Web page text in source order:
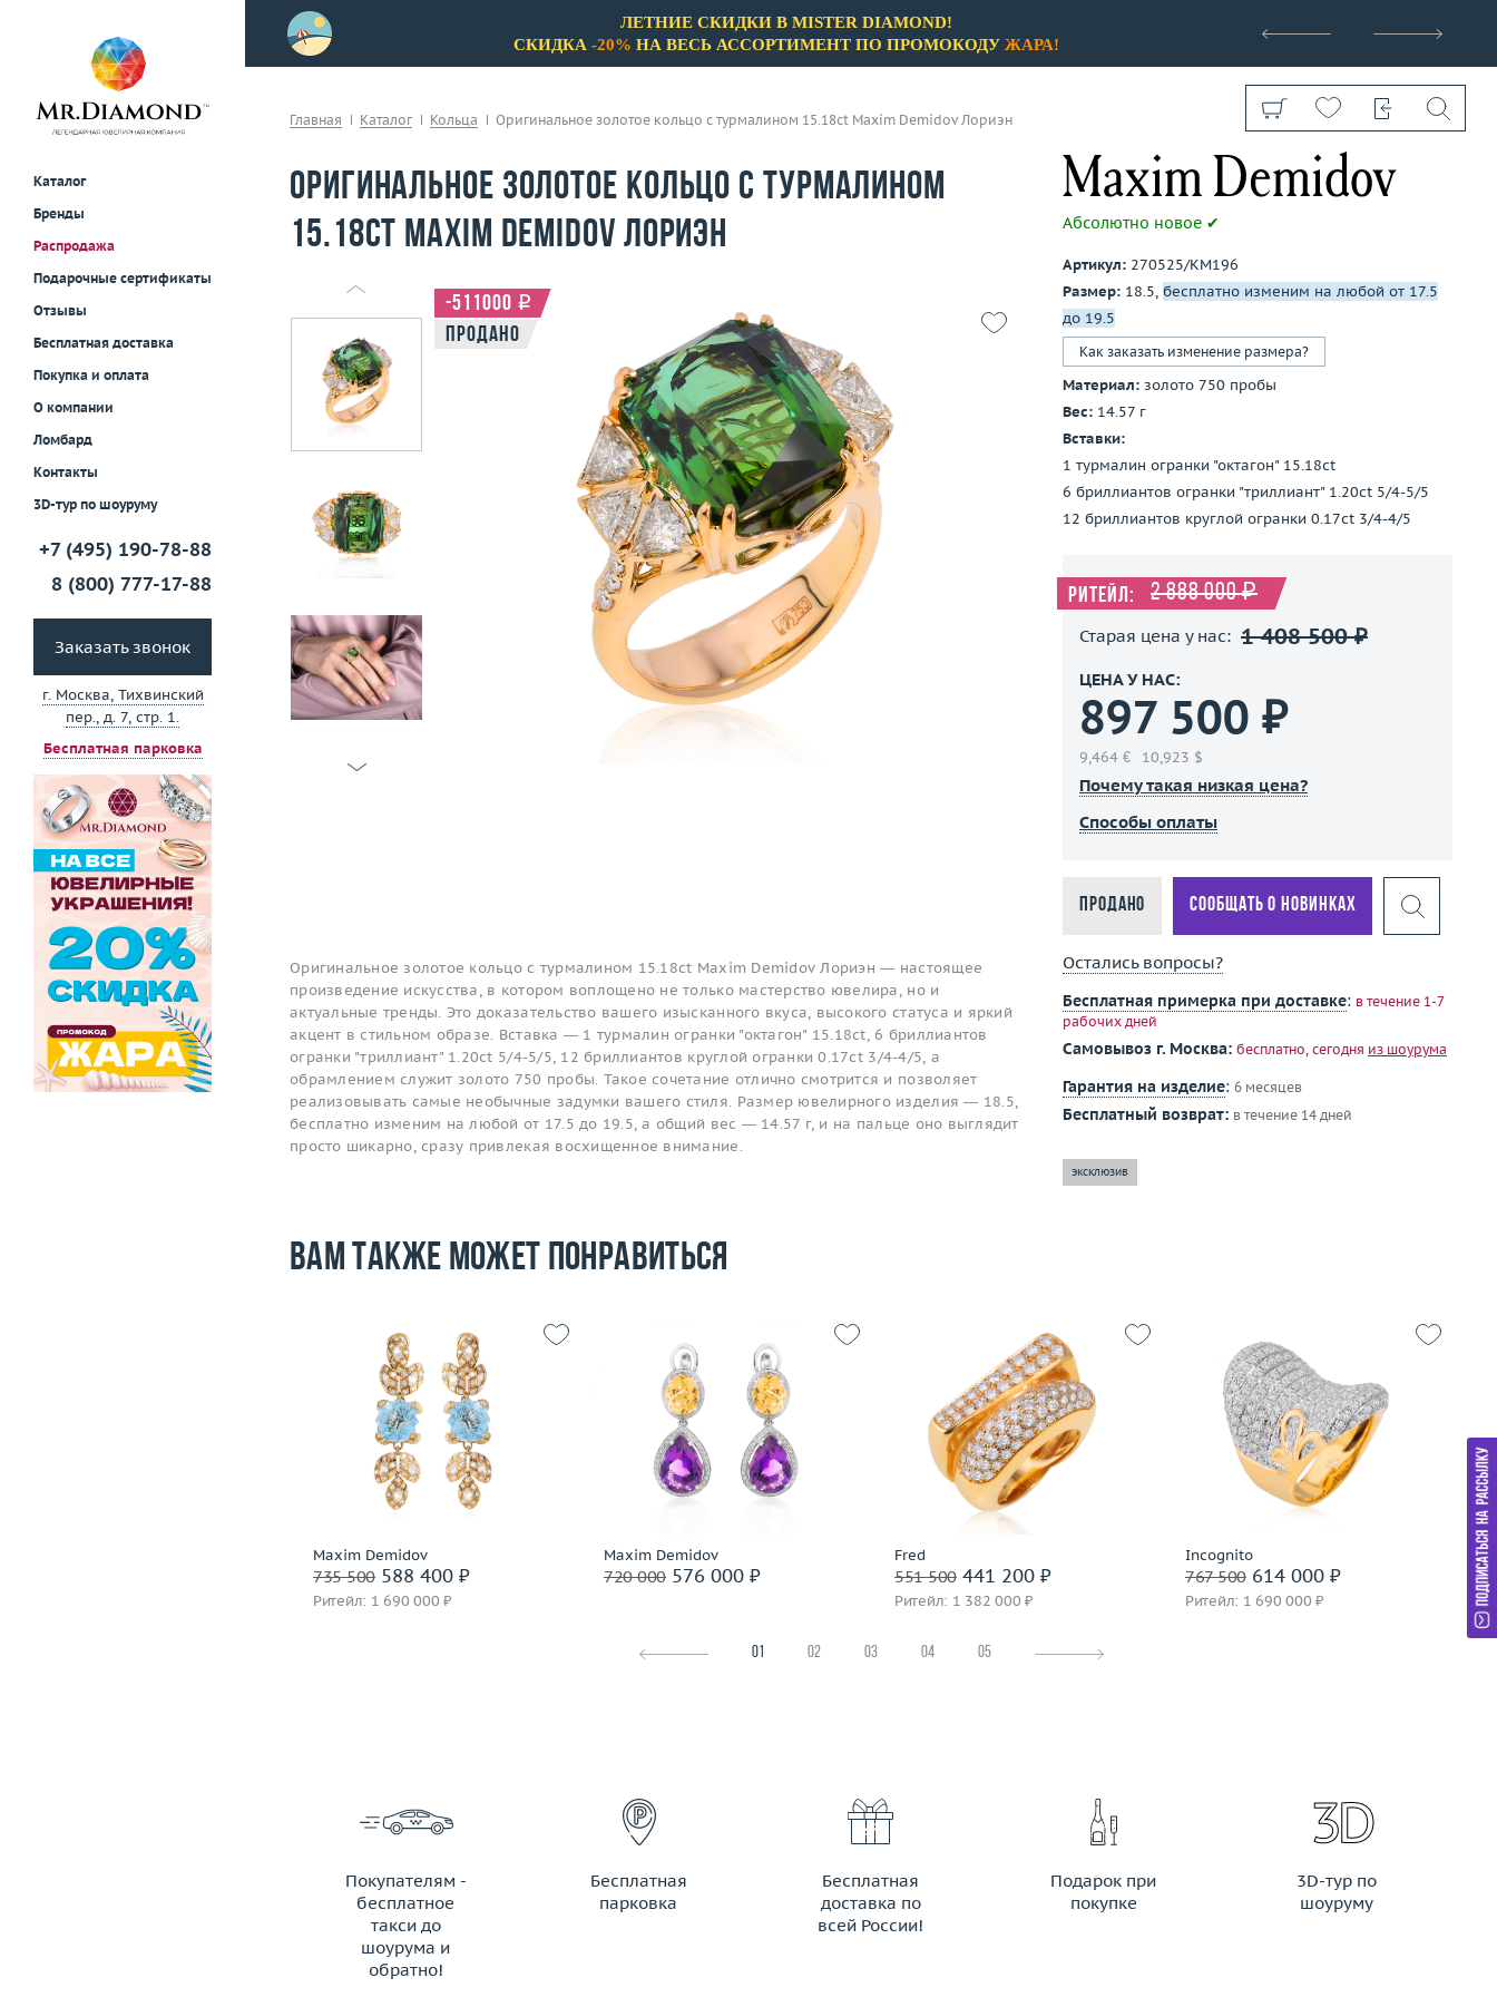
Каталог
Бренды
Распродажа
Подарочные сертификаты
Отзывы
Бесплатная доставка
Покупка и оплата
О компании
Ломбард
Контакты
3D-тур по шоуруму
+7 (495) 190-78-88
8 (800) 777-17-88
Заказать звонок
г. Москва, Тихвинский
пер., д. 7, стр. 1.
Бесплатная парковка
примерки!
ЛЕТНИЕ СКИДКИ В MISTER DIAMOND!
СКИДКА -20% НА ВЕСЬ АССОРТИМЕНТ ПО ПРОМОКОДУ ЖАРА!
Показать все
Главная Каталог Кольца Оригинальное золотое кольцо с турмалином 15.18ct Maxim Demidov Лориэн
Оригинальное золотое кольцо с турмалином
15.18ct Maxim Demidov Лориэн
-511000 i
Продано
Оригинальное золотое кольцо с турмалином 15.18ct Maxim Demidov Лориэн — настоящее
произведение искусства, в котором воплощено не только мастерство ювелира, но и
актуальные тренды. Это доказательство вашего изысканного вкуса, высокого статуса и яркий
акцент в стильном образе. Вставка — 1 турмалин огранки "октагон" 15.18ct, 6 бриллиантов
огранки "триллиант" 1.20ct 5/4-5/5, 12 бриллиантов круглой огранки 0.17ct 3/4-4/5, а
обрамлением служит золото 750 пробы. Такое сочетание отлично смотрится и позволяет
реализовывать самые необычные задумки вашего стиля. Размер ювелирного изделия — 18.5,
бесплатно изменим на любой от 17.5 до 19.5, а общий вес — 14.57 г, и на пальце оно выглядит
просто шикарно, сразу привлекая восхищенное внимание.
Абсолютно новое ✔
Артикул: 270525/КМ196
Размер: 18.5, бесплатно изменим на любой от 17.5
до 19.5
Как заказать изменение размера?
Материал: золото 750 пробы
Вес: 14.57 г
Вставки:
1 турмалин огранки "октагон" 15.18ct
6 бриллиантов огранки "триллиант" 1.20ct 5/4-5/5
12 бриллиантов круглой огранки 0.17ct 3/4-4/5
Ритейл: 2 888 000 ₽
Старая цена у нас: 1 408 500 ₽
ЦЕНА У НАС:
897 500 ₽
9,464 € 10,923 $
Почему такая низкая цена?
Способы оплаты
Продано Сообщать о новинках
Остались вопросы?
Бесплатная примерка при доставке: в течение 1-7
рабочих дней
Самовывоз г. Москва: бесплатно, сегодня из шоурума
Гарантия на изделие: 6 месяцев
Бесплатный возврат: в течение 14 дней
эксклюзив
Вам также может понравиться
Maxim Demidov
735 500588 400 ₽
Ритейл: 1 690 000 ₽
Материал
золото 750 пробы
Подробнее
Maxim Demidov
720 000576 000 ₽
Материал
золото 585 пробы
Подробнее
Fred
551 500441 200 ₽
Ритейл: 1 382 000 ₽
Размер
Вес (г)
14.88
Материал
золото 750 пробы
Подробнее
Incognito
767 500614 000 ₽
Ритейл: 1 690 000 ₽
Размер
Вес (г)
Материал
золото 750 пробы
Подробнее
01 02 03 04 05
Покупателям -
бесплатное
такси до
шоурума и
обратно!
ЗАКАЗАТЬ ТАКСИ
Бесплатная
парковка
Бесплатная
доставка по
всей России!
Подарок при
покупке
3D-тур по
шоуруму